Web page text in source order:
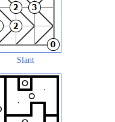
Slant